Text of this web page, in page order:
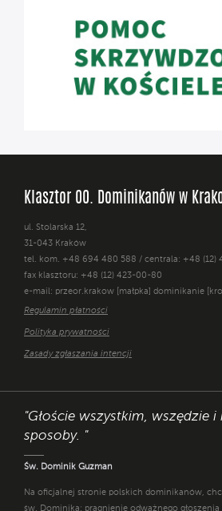
Klasztor OO. Dominikanów w
ul. Stolarska 12,
31-043 Kraków
tel. kom. +48 694 480 588 / centrala: +48 (12)
fax klasztoru: +48 (12) 423-00-80
e-mail: przeor.krakow [małpka] dominikanie
Regulamin płatności
Polityka prywatności
Zasady zgłaszania intencji
"Głoście wszystkim, wszędzie i
sposoby. "
Św. Dominik Guzman
Na oficjalnej stronie polskich dominikanów,
św. Dominika: pragnienie odważnego głoszenia